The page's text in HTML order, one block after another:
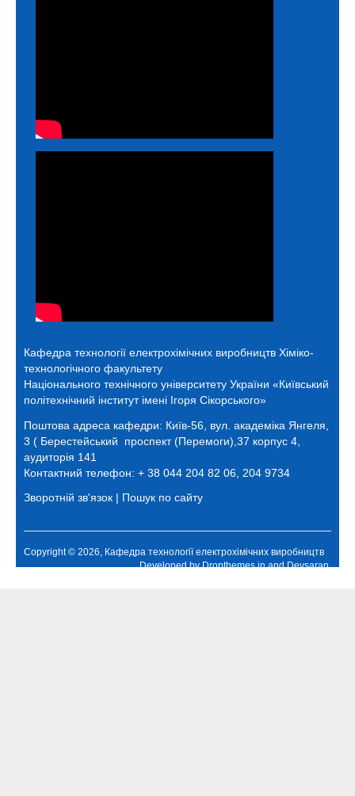
Кафедра технології електрохімічних виробництв Хіміко-
технологічного факультету
Національного технічного університету України «Київський
політехнічний інститут імені Ігоря Сікорського»
Поштова адреса кафедри: Київ-56, вул. академіка Янгеля,
3 ( Берестейський проспект (Перемоги),37 корпус 4,
аудиторія 141
Контактний телефон: + 38 044 204 82 06, 204 9734
Зворотній зв'язок | Пошук по сайту
Copyright © 2026, Кафедра технології електрохімічних виробництв
Developed byDropthemes.inandDevsaran.